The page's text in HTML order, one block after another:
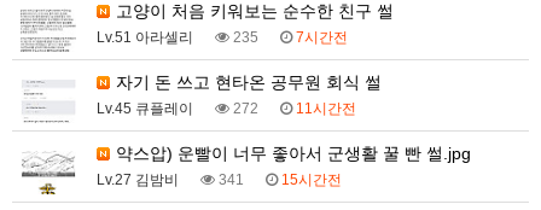
고양이 처음 키워보는 순수한 친구 썰
Lv.51 아라셀리 235 7시간전
자기 돈 쓰고 현타온 공무원 회식 썰
Lv.45 큐플레이 272 11시간전
약스압) 운빨이 너무 좋아서 군생활 꿀 빤 썰.jpg
Lv.27 김밤비 341 15시간전